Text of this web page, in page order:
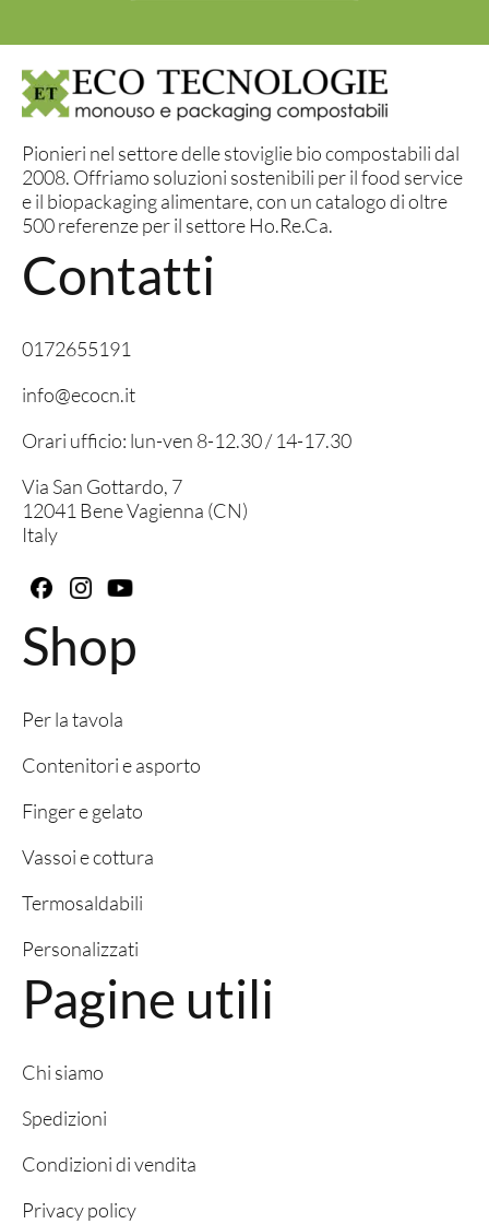
Pionieri nel settore delle stoviglie bio compostabili dal
2008. Offriamo soluzioni sostenibili per il food service
e il biopackaging alimentare, con un catalogo di oltre
500 referenze per il settore Ho.Re.Ca.
Contatti
0172655191
info@ecocn.it
Orari ufficio: lun-ven 8-12.30 / 14-17.30
Via San Gottardo, 7
12041 Bene Vagienna (CN)
Italy
Shop
Per la tavola
Contenitori e asporto
Finger e gelato
Vassoi e cottura
Termosaldabili
Personalizzati
Pagine utili
Chi siamo
Spedizioni
Condizioni di vendita
Privacy policy